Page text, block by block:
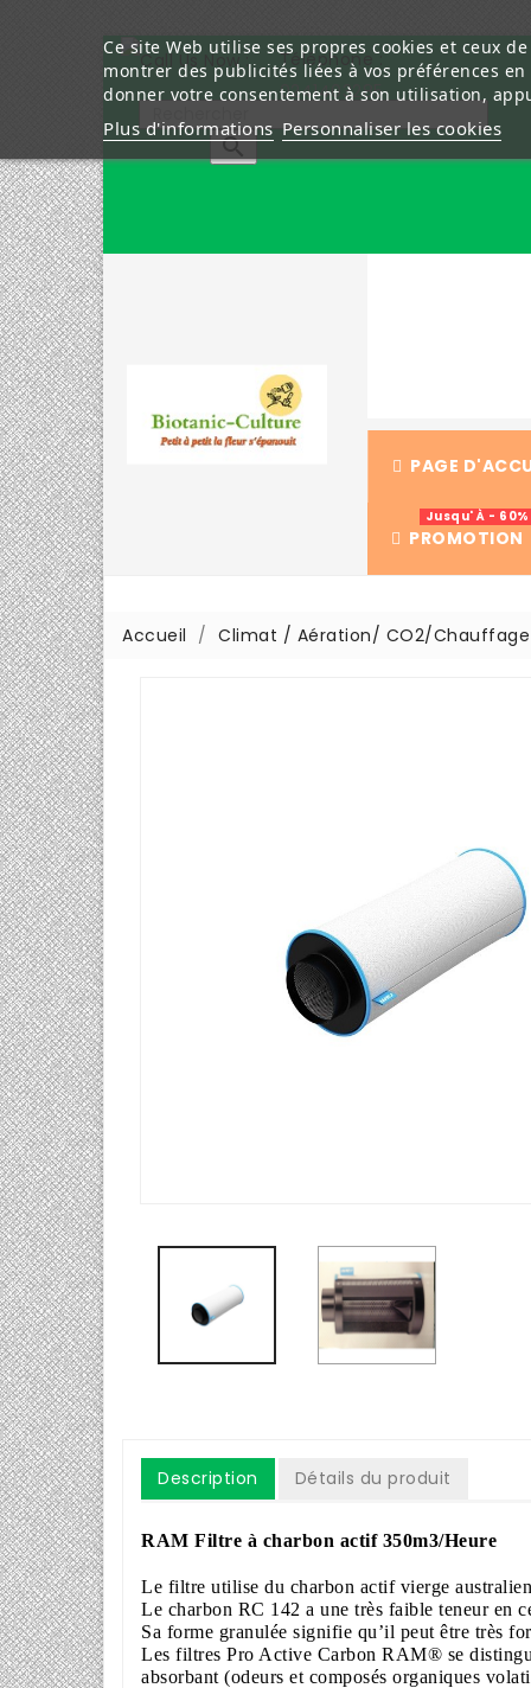
Téléphone :
0241403285

PAGE
PROMOTION
Jusqu' À - 60%
Accueil Climat / Aération/ CO2/Chauffage
Description Détails du produit
RAM Filtre à charbon actif 350m3/Heure
Le filtre utilise du charbon actif vierge
Le charbon RC 142 a une très faible teneur en
Sa forme granulée signifie qu’il peut être très
Les filtres Pro Active Carbon RAM® se
absorbant (odeurs et composés organiques
Ce site Web utilise ses propres cookies et ceux
montrer des publicités liées à vos préférences
donner votre consentement à son utilisation,
Plus d'informations Personnaliser les cookies